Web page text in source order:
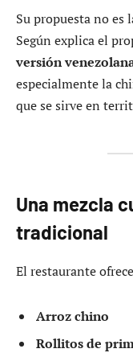
Su propuesta no es
Según explica el
versión
especialmente la
que se sirve en
Una mezcla
tradicional
El restaurante
Arroz chino
Rollitos de